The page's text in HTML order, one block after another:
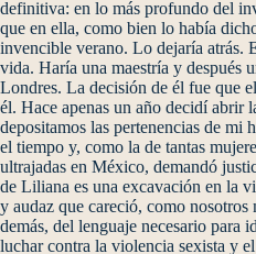
definitiva: en lo más profundo del
que en ella, como bien lo había
invencible verano. Lo dejaría atrás.
vida. Haría una maestría y después
Londres. La decisión de él fue que
él. Hace apenas un año decidí abrir
depositamos las pertenencias de mi
el tiempo y, como la de tantas
ultrajadas en México, demandó
de Liliana es una excavación en la
y audaz que careció, como nosotros
demás, del lenguaje necesario para
luchar contra la violencia sexista y